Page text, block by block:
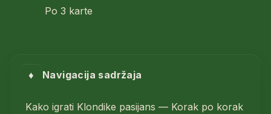
Po 3 karte
♦ Navigacija sadržaja
Kako igrati Klondike pasijans — Korak po korak